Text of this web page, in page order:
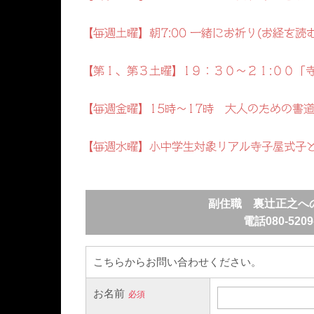
【毎週土曜】朝7:00 一緒にお祈り(お経を読
【第１、第３土曜】1９：３０～２１:００「
【毎週金曜】15時～17時 大人のための書
【毎週水曜】小中学生対象リアル寺子屋式子